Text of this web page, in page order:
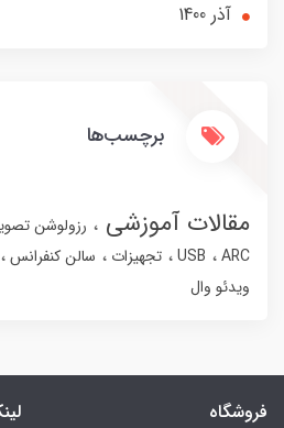
آذر 1400
برچسب‌ها
مقالات آموزشی رزولوشن
ARC
USB تجهیزات سالن کنفرانس
ویدئو وال
فروشگاه